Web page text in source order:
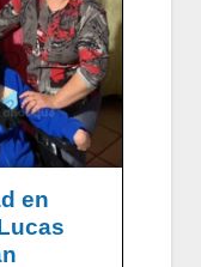
en